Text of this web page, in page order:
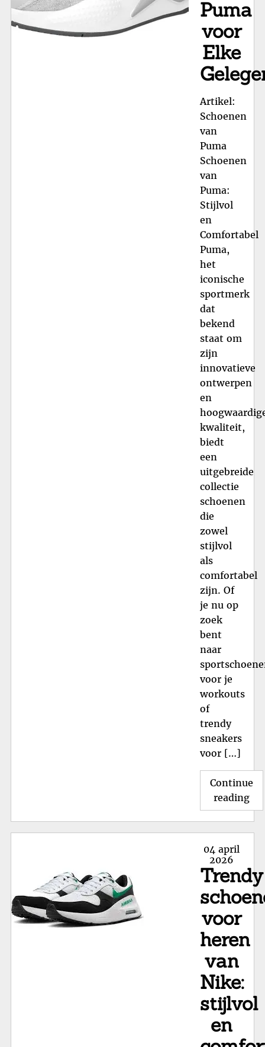
Puma
voor
Elke
Artikel:
Schoenen
van
Puma
Schoenen
van
Puma:
Stijlvol
en
Comfortabel
Puma,
het
iconische
sportmerk
dat
bekend
staat om
zijn
innovatieve
ontwerpen
en
kwaliteit,
biedt
een
uitgebreide
collectie
schoenen
die
zowel
stijlvol
als
comfortabel
zijn. Of
je nu op
zoek
bent
naar
voor je
workouts
of
trendy
sneakers
voor […]
Continue
reading
de
Posted
on
04 april
2026
Trendy
voor
heren
van
Nike:
stijlvol
en